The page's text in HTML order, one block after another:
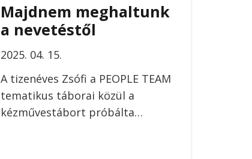
Majdnem meghaltunk
a nevetéstől
2025. 04. 15.
A tizenéves Zsófi a PEOPLE TEAM
tematikus táborai közül a
kézművestábort próbálta…